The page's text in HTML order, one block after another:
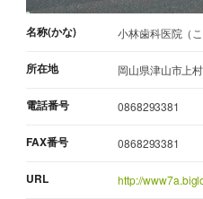
名称(かな) 小林歯科医院（
所在地 岡山県津山市上
電話番号 0868293381
FAX番号 0868293381
URL http://